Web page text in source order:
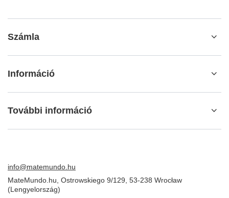
Számla
Információ
További információ
info@matemundo.hu
MateMundo.hu Ostrowskiego 9/129 53-238 Wrocław
(Lengyelország)